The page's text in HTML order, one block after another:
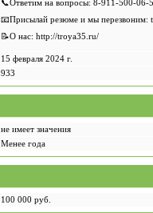
📞Ответим на вопросы: 8-911-500-06-
📧Присылай резюме и мы перезвоним:
📝О нас: http://troya35.ru/
15 февраля 2024 г.
933
не имеет значения
Менее года
100 000 руб.